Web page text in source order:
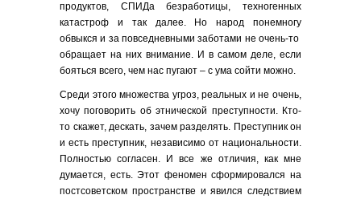
продуктов, СПИДа безработицы, техногенных
катастроф и так далее. Но народ понемногу
обвыкся и за повседневными заботами не очень-то
обращает на них внимание. И в самом деле, если
бояться всего, чем нас пугают – с ума сойти можно.
Среди этого множества угроз, реальных и не очень,
хочу поговорить об этнической преступности. Кто-
то скажет, дескать, зачем разделять. Преступник он
и есть преступник, независимо от национальности.
Полностью согласен. И все же отличия, как мне
думается, есть. Этот феномен сформировался на
постсоветском пространстве и явился следствием